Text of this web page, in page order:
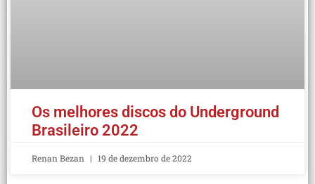
Os melhores discos do Underground
Brasileiro 2022
Renan Bezan 19 de dezembro de 2022